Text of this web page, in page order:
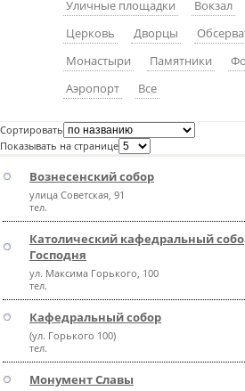
пїЅпїЅпїЅ
пїЅпїЅпїЅ
пїЅпїЅпїЅпїЅпїЅпїЅпїЅпїЅпїЅ
пїЅпїЅпїЅ пїЅпїЅпїЅпїЅпїЅ
пїЅпїЅпїЅ пїЅпїЅпїЅпїЅпїЅпїЅ
пїЅпїЅпїЅпїЅпїЅ
Уличные площадки
Вокзал
Церковь
Дворцы
Монастыри
Памятники
Аэропорт
Все
Сортировать
Показывать на странице
Вознесенский собор
улица Советская, 91
тел.
Католический кафедральный
Господня
ул. Максима Горького, 100
тел.
Кафедральный собор
(ул. Горького 100)
тел.
Монумент Славы